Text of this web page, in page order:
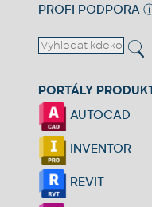
PROFI PODPORA
PORTÁLY
AUTOCAD
INVENTOR
REVIT